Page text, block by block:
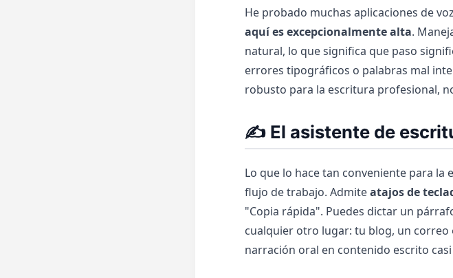
He probado muchas aplicaciones de
aquí es excepcionalmente alta.
natural, lo que significa que paso
errores tipográficos o palabras mal
robusto para la escritura profesional,
✍️ El asistente de
Lo que lo hace tan conveniente para la
flujo de trabajo. Admiteatajos de
"Copia rápida". Puedes dictar un
cualquier otro lugar: tu blog, un
narración oral en contenido escrito casi